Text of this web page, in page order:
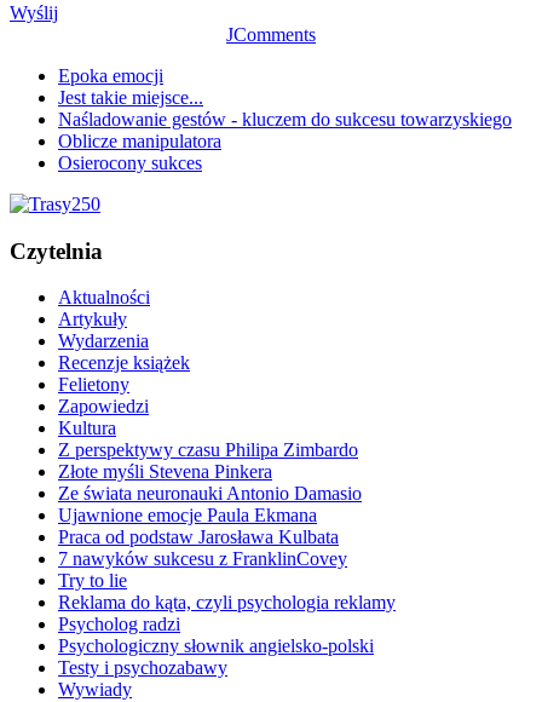
Wyślij
JComments
Epoka emocji
Jest takie miejsce...
Naśladowanie gestów - kluczem do sukcesu towarzyskiego
Oblicze manipulatora
Osierocony sukces
Czytelnia
Aktualności
Artykuły
Wydarzenia
Recenzje książek
Felietony
Zapowiedzi
Kultura
Z perspektywy czasu Philipa Zimbardo
Złote myśli Stevena Pinkera
Ze świata neuronauki Antonio Damasio
Ujawnione emocje Paula Ekmana
Praca od podstaw Jarosława Kulbata
7 nawyków sukcesu z FranklinCovey
Try to lie
Reklama do kąta, czyli psychologia reklamy
Psycholog radzi
Psychologiczny słownik angielsko-polski
Testy i psychozabawy
Wywiady